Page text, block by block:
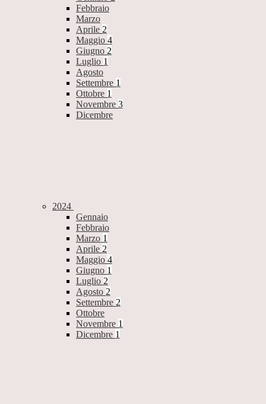
Febbraio
Marzo
Aprile 2
Maggio 4
Giugno 2
Luglio 1
Agosto
Settembre 1
Ottobre 1
Novembre 3
Dicembre
2024
Gennaio
Febbraio
Marzo 1
Aprile 2
Maggio 4
Giugno 1
Luglio 2
Agosto 2
Settembre 2
Ottobre
Novembre 1
Dicembre 1